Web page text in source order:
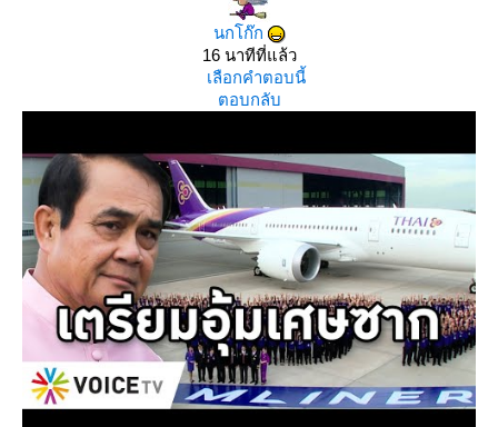
นกโก๊ก
16 นาทีที่แล้ว
เลือกคำตอบนี้
ตอบกลับ